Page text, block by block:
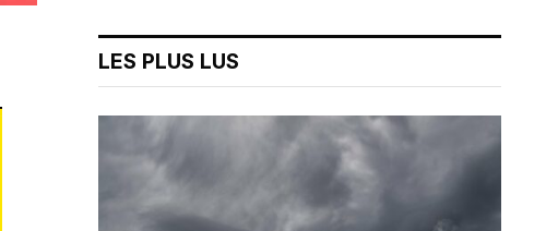
LES PLUS LUS